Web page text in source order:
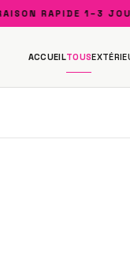
RAPIDE 1–3 JOURS
ACCUEILTOUS